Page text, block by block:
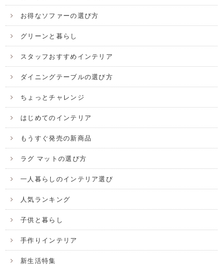
お得なソファーの選び方
グリーンと暮らし
スタッフおすすめインテリア
ダイニングテーブルの選び方
ちょっとチャレンジ
はじめてのインテリア
もうすぐ発売の新商品
ラグ マットの選び方
一人暮らしのインテリア選び
人気ランキング
子供と暮らし
手作りインテリア
新生活特集